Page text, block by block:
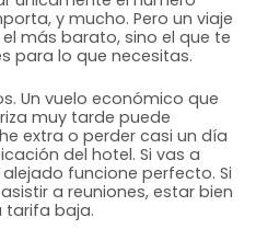
y mucho. Pero un viaje
más barato, sino el que te
para lo que necesitas.
Un vuelo económico que
muy tarde puede
extra o perder casi un día
del hotel. Si vas a
funcione perfecto. Si
a reuniones, estar bien
tarifa baja.